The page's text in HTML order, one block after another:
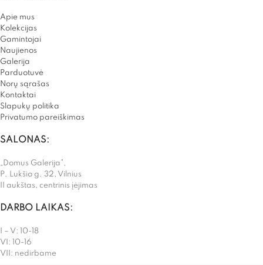
Apie mus
Kolekcijas
Gamintojai
Naujienos
Galerija
Parduotuvė
Norų sąrašas
Kontaktai
Slapukų politika
Privatumo pareiškimas
SALONAS:
„Domus Galerija”,
P. Lukšio g. 32, Vilnius
II aukštas, centrinis įėjimas
DARBO LAIKAS:
I – V: 10-18
VI: 10-16
VII: nedirbame